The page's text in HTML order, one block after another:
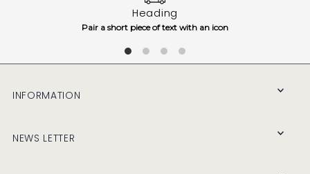
Heading
Pair a short piece of text with an icon
INFORMATION
NEWS LETTER